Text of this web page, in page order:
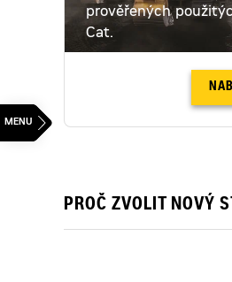
prověřených
Cat.
PROČ ZVOLIT NOVÝ